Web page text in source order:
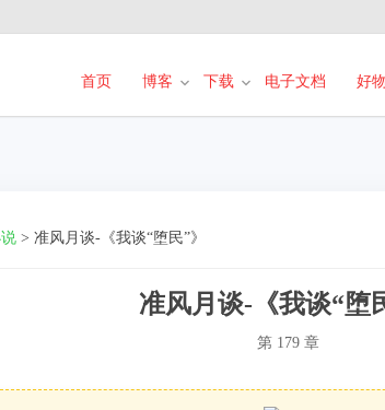
首页 博客 下载 电子文档 好
> 准风月谈-《我谈“堕民”》
准风月谈-《我谈“堕
第 179 章